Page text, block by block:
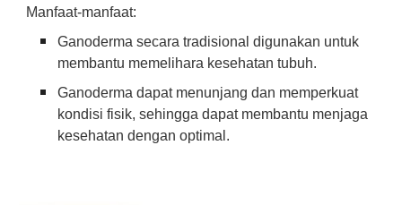
Manfaat-manfaat:
Ganoderma secara tradisional digunakan untuk
membantu memelihara kesehatan tubuh.
Ganoderma dapat menunjang dan memperkuat
kondisi fisik, sehingga dapat membantu menjaga
kesehatan dengan optimal.